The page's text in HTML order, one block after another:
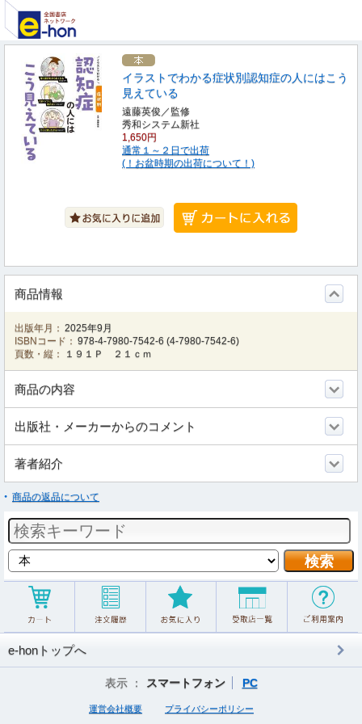
イラストでわかる症状別認知症の人にはこう
見えている
遠藤英俊／監修
秀和システム新社
1,650円
通常１～２日で出荷
(！お盆時期の出荷について！)
商品情報
出版年月： 2025年9月
ISBNコード： 978-4-7980-7542-6 (4-7980-7542-6)
頁数・縦：
１９１Ｐ ２１ｃｍ
商品の内容
出版社・メーカーからのコメント
著者紹介
商品の返品について
e-honトップへ
表示 ： スマートフォン PC
運営会社概要 プライバシーポリシー